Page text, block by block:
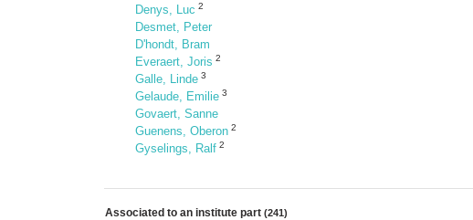
Denys, Luc 2
Desmet, Peter
D'hondt, Bram
Everaert, Joris 2
Galle, Linde 3
Gelaude, Emilie 3
Govaert, Sanne
Guenens, Oberon 2
Gyselings, Ralf 2
Associated to an institute part (241)